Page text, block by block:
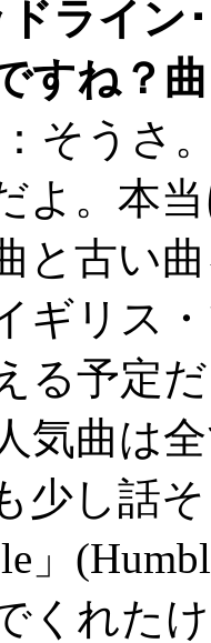
ライン
すね？
そうさ
よ。本
と古い
ギリス
る予定
気曲は
少し話
」
くれた